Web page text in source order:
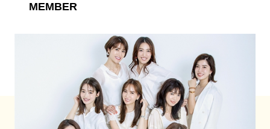
MEMBER